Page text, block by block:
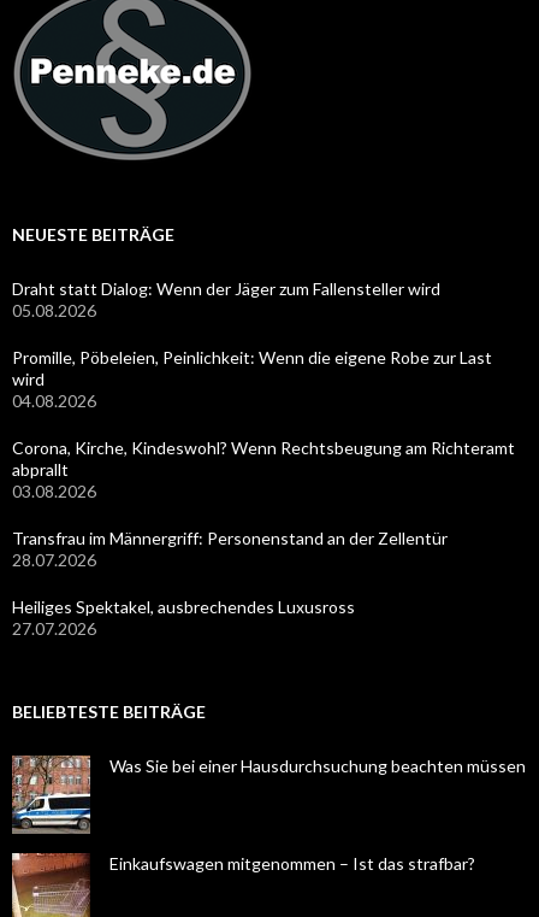
NEUESTE BEITRÄGE
Draht statt Dialog: Wenn der Jäger zum Fallensteller wird
05.08.2026
Promille, Pöbeleien, Peinlichkeit: Wenn die eigene Robe zur Last
wird
04.08.2026
Corona, Kirche, Kindeswohl? Wenn Rechtsbeugung am Richteramt
abprallt
03.08.2026
Transfrau im Männergriff: Personenstand an der Zellentür
28.07.2026
Heiliges Spektakel, ausbrechendes Luxusross
27.07.2026
BELIEBTESTE BEITRÄGE
Was Sie bei einer Hausdurchsuchung beachten müssen
Einkaufswagen mitgenommen – Ist das strafbar?